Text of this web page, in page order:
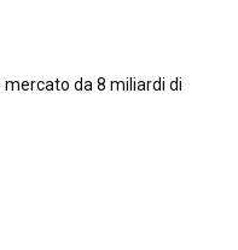
da 8 miliardi di